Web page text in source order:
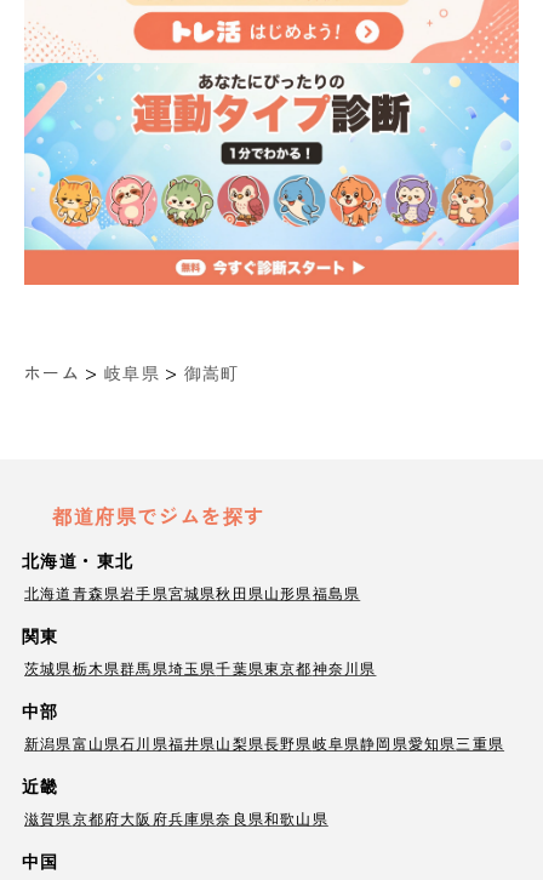
ホーム > 岐阜県 > 御嵩町
都道府県でジムを探す
北海道・東北
北海道青森県岩手県宮城県秋田県山形県福島県
関東
茨城県栃木県群馬県埼玉県千葉県東京都神奈川県
中部
新潟県富山県石川県福井県山梨県長野県岐阜県静岡県愛知県三重県
近畿
滋賀県京都府大阪府兵庫県奈良県和歌山県
中国